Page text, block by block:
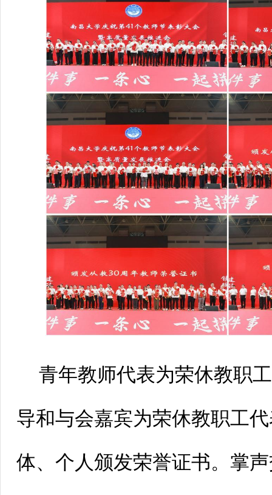
青年教师代表为荣休教职
导和与会嘉宾为荣休教职工
体、个人颁发荣誉证书。掌